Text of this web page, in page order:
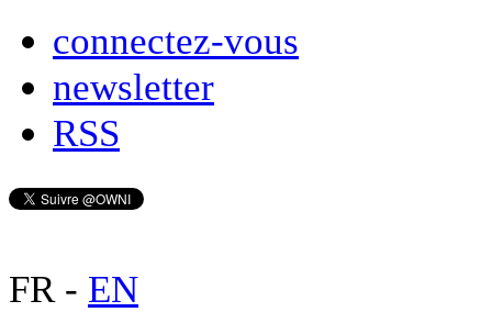
connectez-vous
newsletter
RSS
FR- EN